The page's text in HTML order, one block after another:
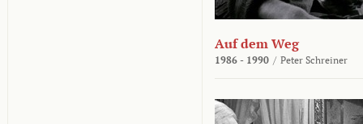
Auf dem Weg
1986 - 1990 / Peter Schreiner